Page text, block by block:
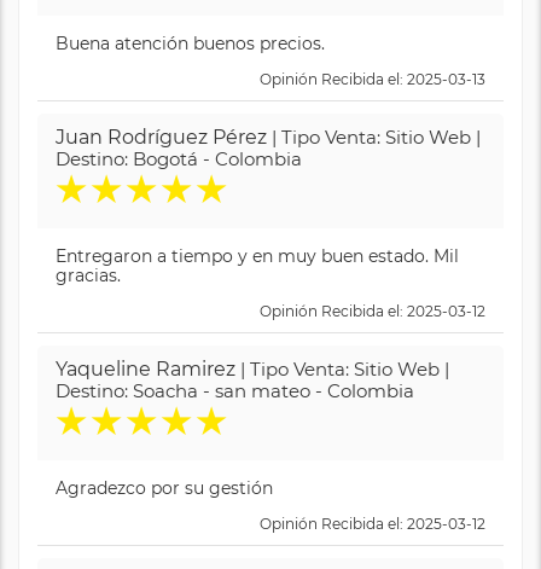
Buena atención buenos precios.
Opinión Recibida el: 2025-03-13
Juan Rodríguez Pérez | Tipo Venta: Sitio Web |
Destino: Bogotá - Colombia
★★★★★
Entregaron a tiempo y en muy buen estado. Mil
gracias.
Opinión Recibida el: 2025-03-12
Yaqueline Ramirez | Tipo Venta: Sitio Web |
Destino: Soacha - san mateo - Colombia
★★★★★
Agradezco por su gestión
Opinión Recibida el: 2025-03-12